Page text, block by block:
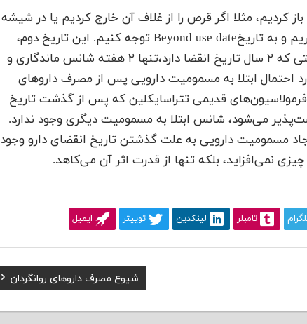
کردیم، مثلا اگر قرص را از غلاف آن خارج کردیم یا در شیشه
شربت را باز کردیم، دیگر باید تاریخ انقضا را نادیده بگیریم و به تاریخBeyond use date توجه کنیم. این تاریخ دوم،
کوتاه‌تر از تاریخ انقضای اصلی است و ممکن است شربتی که ۲ سال تاریخ انقضا دارد،تنها ۲ هفته شانس ماندگاری و
احتمال ابتلا به مسمومیت دارویی پس از مصرف داروهای
قدیمی تتراسایکلین که پس از گذشت تاریخ
می‌شود، شانس ابتلا به مسمومیت دیگری وجود ندارد.
مسمومیت دارویی به علت گذشتن تاریخ انقضای دارو وجود
نمی‌افزاید، بلکه تنها از قدرت اثر آن می‌کاهد.
تامبلر لینکدین توییتر ایمیل
Next
Post:
شیوع مصرف داروهای روانگردان